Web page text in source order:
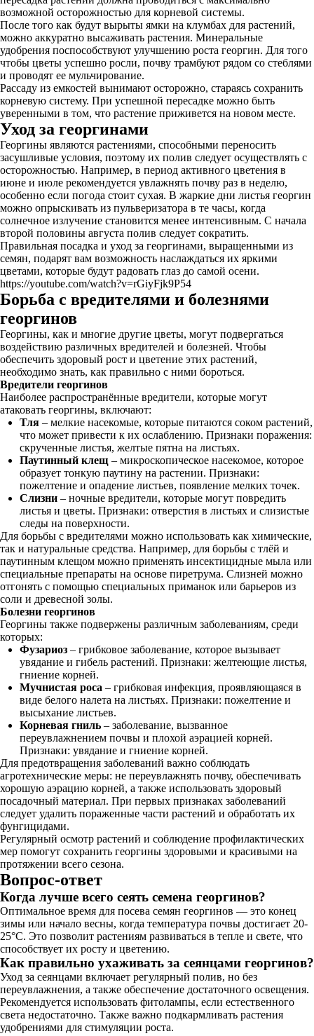
возможной осторожностью для корневой системы.
После того как будут вырыты ямки на клумбах для растений,
можно аккуратно высаживать растения. Минеральные
удобрения поспособствуют улучшению роста георгин. Для того
чтобы цветы успешно росли, почву трамбуют рядом со стеблями
и проводят ее мульчирование.
Рассаду из емкостей вынимают осторожно, стараясь сохранить
корневую систему. При успешной пересадке можно быть
уверенными в том, что растение приживется на новом месте.
Уход за георгинами
Георгины являются растениями, способными переносить
засушливые условия, поэтому их полив следует осуществлять с
осторожностью. Например, в период активного цветения в
июне и июле рекомендуется увлажнять почву раз в неделю,
особенно если погода стоит сухая. В жаркие дни листья георгин
можно опрыскивать из пульверизатора в те часы, когда
солнечное излучение становится менее интенсивным. С начала
второй половины августа полив следует сократить.
Правильная посадка и уход за георгинами, выращенными из
семян, подарят вам возможность наслаждаться их яркими
цветами, которые будут радовать глаз до самой осени.
https://youtube.com/watch?v=rGiyFjk9P54
Борьба с вредителями и болезнями
георгинов
Георгины, как и многие другие цветы, могут подвергаться
воздействию различных вредителей и болезней. Чтобы
обеспечить здоровый рост и цветение этих растений,
необходимо знать, как правильно с ними бороться.
Вредители георгинов
Наиболее распространённые вредители, которые могут
атаковать георгины, включают:
Тля – мелкие насекомые, которые питаются соком растений,
что может привести к их ослаблению. Признаки поражения:
скрученные листья, желтые пятна на листьях.
Паутинный клещ – микроскопическое насекомое, которое
образует тонкую паутину на растении. Признаки:
пожелтение и опадение листьев, появление мелких точек.
Слизни – ночные вредители, которые могут повредить
листья и цветы. Признаки: отверстия в листьях и слизистые
следы на поверхности.
Для борьбы с вредителями можно использовать как химические,
так и натуральные средства. Например, для борьбы с тлёй и
паутинным клещом можно применять инсектицидные мыла или
специальные препараты на основе пиретрума. Слизней можно
отгонять с помощью специальных приманок или барьеров из
соли и древесной золы.
Болезни георгинов
Георгины также подвержены различным заболеваниям, среди
которых:
Фузариоз – грибковое заболевание, которое вызывает
увядание и гибель растений. Признаки: желтеющие листья,
гниение корней.
Мучнистая роса – грибковая инфекция, проявляющаяся в
виде белого налета на листьях. Признаки: пожелтение и
высыхание листьев.
Корневая гниль – заболевание, вызванное
переувлажнением почвы и плохой аэрацией корней.
Признаки: увядание и гниение корней.
Для предотвращения заболеваний важно соблюдать
агротехнические меры: не переувлажнять почву, обеспечивать
хорошую аэрацию корней, а также использовать здоровый
посадочный материал. При первых признаках заболеваний
следует удалить пораженные части растений и обработать их
фунгицидами.
Регулярный осмотр растений и соблюдение профилактических
мер помогут сохранить георгины здоровыми и красивыми на
протяжении всего сезона.
Вопрос-ответ
Когда лучше всего сеять семена георгинов?
Оптимальное время для посева семян георгинов — это конец
зимы или начало весны, когда температура почвы достигает 20-
25°C. Это позволит растениям развиваться в тепле и свете, что
способствует их росту и цветению.
Как правильно ухаживать за сеянцами георгинов?
Уход за сеянцами включает регулярный полив, но без
переувлажнения, а также обеспечение достаточного освещения.
Рекомендуется использовать фитолампы, если естественного
света недостаточно. Также важно подкармливать растения
удобрениями для стимуляции роста.